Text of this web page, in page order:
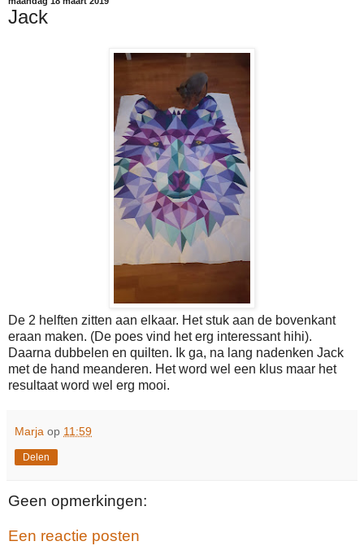
Jack
De 2 helften zitten aan elkaar. Het stuk aan de bovenkant
eraan maken. (De poes vind het erg interessant hihi).
Daarna dubbelen en quilten. Ik ga, na lang nadenken Jack
met de hand meanderen. Het word wel een klus maar het
resultaat word wel erg mooi.
Marja op 11:59
Delen
Geen opmerkingen:
Een reactie posten